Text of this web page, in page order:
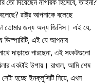
রাষ্ট্র আপনাকে বলেছে
তোমার জন্য অন্য জিনিস। এই যে,
ডিস্পারিটি, এই যে আপনার
দাড়াতে পারছেনা, এই সংকটগুলো
একটাই উপায়। রাখাল, আমি শেষ
হচ্ছে ইনক্লুসিটি নিয়ে, এখন